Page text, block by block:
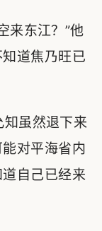
来东江？”他
道焦乃旺已
虽然退下来
对平海省内
自己已经来